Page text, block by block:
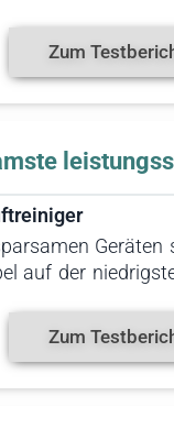
über eine
Stromverbrauch
Zum
Geräten
auf der
lässt sich
Zum